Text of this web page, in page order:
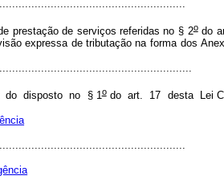
e prestação de serviços referidas no § 2o do
isão expressa de tributação na forma dos Ane
do disposto no § 1odo art. 17 desta Lei C